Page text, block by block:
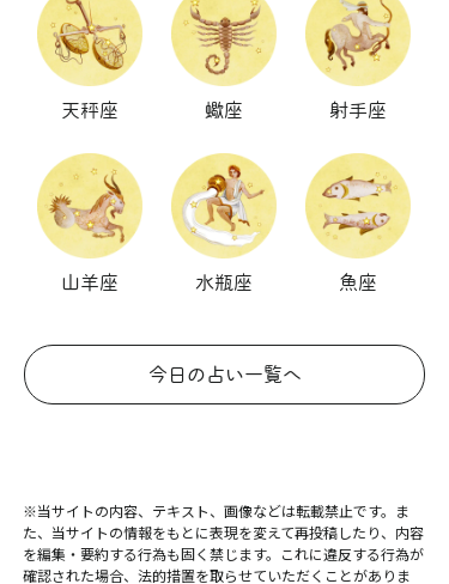
天秤座 蠍座 射手座
山羊座 水瓶座 魚座
今日の占い一覧へ
※当サイトの内容、テキスト、画像などは転載禁止です。ま
た、当サイトの情報をもとに表現を変えて再投稿したり、内容
を編集・要約する行為も固く禁じます。これに違反する行為が
確認された場合、法的措置を取らせていただくことがありま